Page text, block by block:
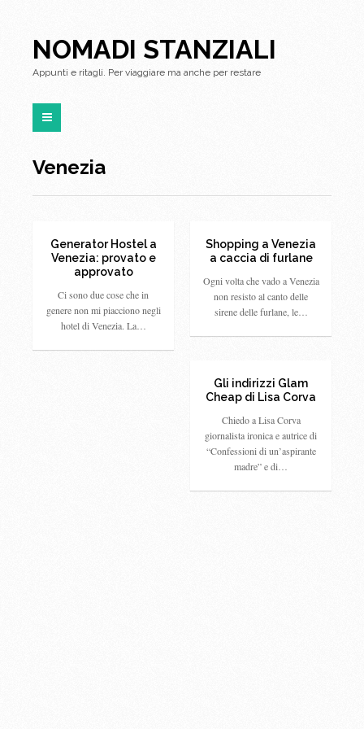
NOMADI STANZIALI
Appunti e ritagli. Per viaggiare ma anche per restare
Venezia
Generator Hostel a
Venezia: provato e
approvato
Ci sono due cose che in
genere non mi piacciono negli
hotel di Venezia. La…
Shopping a Venezia
a caccia di furlane
Ogni volta che vado a Venezia
non resisto al canto delle
sirene delle furlane, le…
Gli indirizzi Glam
Cheap di Lisa Corva
Chiedo a Lisa Corva
giornalista ironica e autrice di
“Confessioni di un’aspirante
madre” e di…